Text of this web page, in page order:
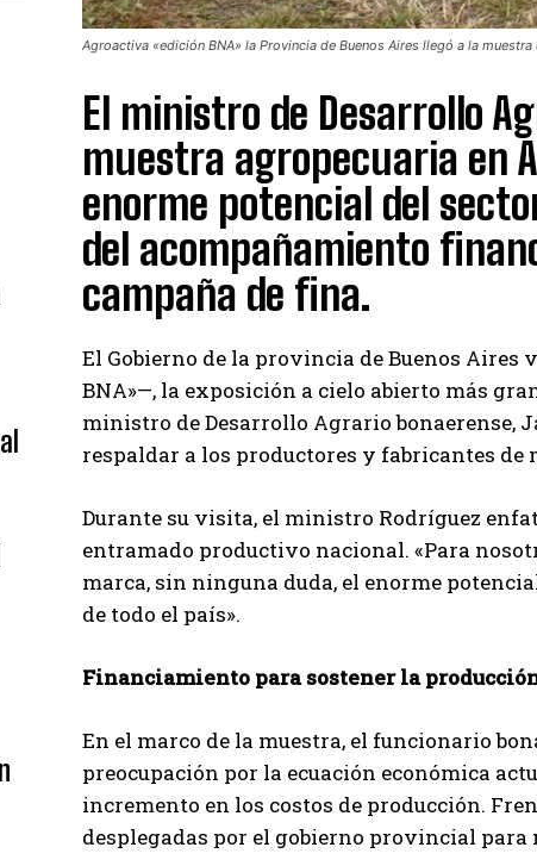
Suscribite al Newsletter
QUIERO SUSCRIBIRME
Agroactiva «edición BNA» la Provincia de Buenos Aires llegó a la
​El ministro de Desarrollo
muestra agropecuaria en
enorme potencial del
del acompañamiento
campaña de fina.
El Gobierno de la provincia de Buenos
BNA»—, la exposición a cielo abierto más
ministro de Desarrollo Agrario bonaerense,
respaldar a los productores y fabricantes
​Durante su visita, el ministro Rodríguez
entramado productivo nacional. «Para
marca, sin ninguna duda, el enorme
de todo el país».
​Financiamiento para sostener la
​En el marco de la muestra, el funcionario
preocupación por la ecuación económica
incremento en los costos de producción.
desplegadas por el gobierno provincial